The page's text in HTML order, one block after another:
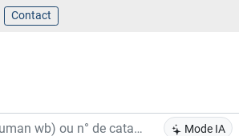
Contact
Mode IA